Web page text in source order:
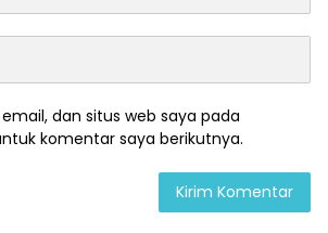
dan situs web saya pada
komentar saya berikutnya.